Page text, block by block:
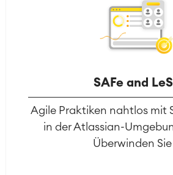
SAFe and
Agile Praktiken nahtlos mit
in der Atlassian-
Überwinden Sie